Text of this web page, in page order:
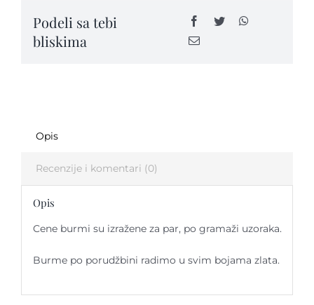
Podeli sa tebi
bliskima
Opis
Recenzije i komentari (0)
Opis
Cene burmi su izražene za par, po gramaži uzoraka.
Burme po porudžbini radimo u svim bojama zlata.